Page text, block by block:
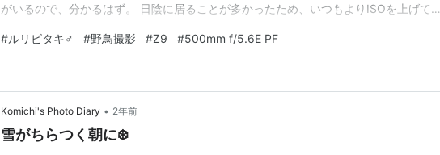
がいるので、分かるはず。 日陰に居ることが多かったため、いつもよりISOを上げてい
大変でした。 たまに降りてくる。そんな仕草を繰り返してました。 ふっくらしてます
ね。冬なら…
#ルリビタキ♂ #野鳥撮影 #Z9 #500mm f/5.6E PF
Komichi's Photo Diary • 2年前
雪がちらつく朝に❄️